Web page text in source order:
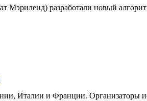
Мэриленд) разработали новый
Италии и Франции. Организаторы